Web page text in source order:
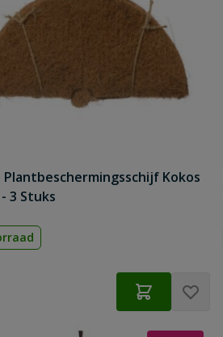
Kokos
3 Stuks